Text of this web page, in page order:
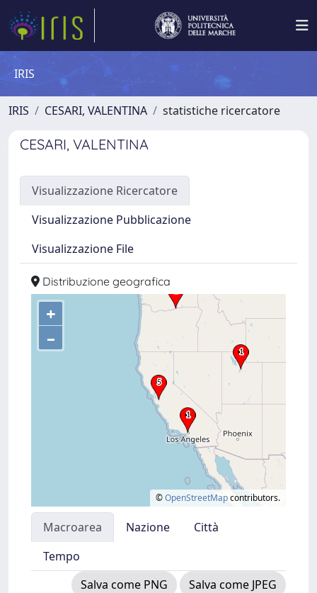
IRIS
IRIS CESARI, VALENTINA statistiche ricercatore
CESARI, VALENTINA
Visualizzazione Ricercatore
Visualizzazione Pubblicazione
Visualizzazione File
Distribuzione geografica
+
–
©OpenStreetMapcontributors.
Macroarea Nazione
Città
Tempo
Salva come PNG
Salva come JPEG